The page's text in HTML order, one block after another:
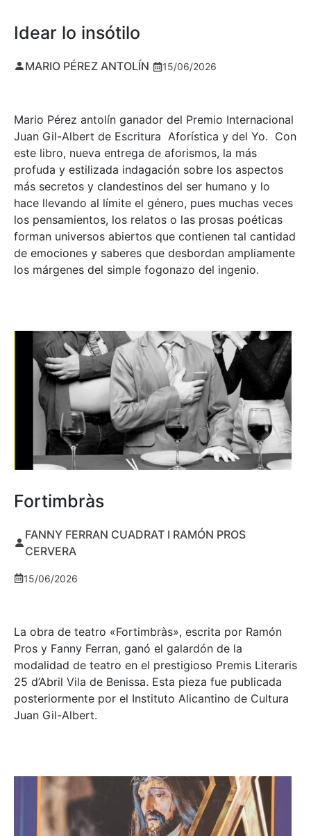
Idear lo insótilo
MARIO PÉREZ ANTOLÍN 15/06/2026
Mario Pérez antolín ganador del Premio Internacional
Juan Gil-Albert de Escritura Aforística y del Yo. Con
este libro, nueva entrega de aforismos, la más
profuda y estilizada indagación sobre los aspectos
más secretos y clandestinos del ser humano y lo
hace llevando al límite el género, pues muchas veces
los pensamientos, los relatos o las prosas poéticas
forman universos abiertos que contienen tal cantidad
de emociones y saberes que desbordan ampliamente
los márgenes del simple fogonazo del ingenio.
Fortimbràs
FANNY FERRAN CUADRAT I RAMÓN PROS
CERVERA
15/06/2026
La obra de teatro «Fortimbràs», escrita por Ramón
Pros y Fanny Ferran, ganó el galardón de la
modalidad de teatro en el prestigioso Premis Literaris
25 d’Abril Vila de Benissa. Esta pieza fue publicada
posteriormente por el Instituto Alicantino de Cultura
Juan Gil-Albert.